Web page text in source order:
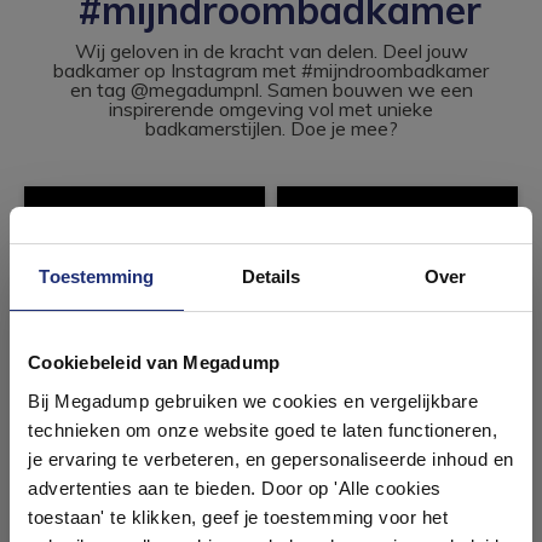
Toestemming Details Over
Cookiebeleid van Megadump
Bij Megadump gebruiken we cookies en vergelijkbare
technieken om onze website goed te laten functioneren,
je ervaring te verbeteren, en gepersonaliseerde inhoud en
advertenties aan te bieden. Door op 'Alle cookies
toestaan' te klikken, geef je toestemming voor het
Wij geloven in de kracht van delen. Deel jouw
badkamer op Instagram met #mijndroombadkamer
en tag @megadumpnl. Samen bouwen we een
inspirerende omgeving vol met unieke
badkamerstijlen. Doe je mee?
badkamers in onze 1000 m²
showroom
Laat je inspireren door 21 volledig ingerichte
badkameropstellingen – van compact tot luxe. Onze
ervaren adviseurs helpen je persoonlijk, en je vindt
tegels & sanitair direct uit voorraad. Gratis parkeren